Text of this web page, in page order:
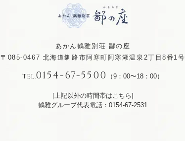
あかん鶴雅別荘 鄙の座
〒085-0467 北海道釧路市阿寒町阿寒湖温泉2丁目8番1号
TEL.0154-67-5500 （9：00〜18：00）
[上記以外の時間帯はこちら]
鶴雅グループ代表電話：0154-67-2531